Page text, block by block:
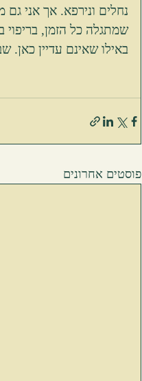
נחלים ונירפא. אך אני גם
שמתגלה כל הזמן, בריפוי
באילו שאינם עדיין כאן.
פוסטים אחרונים